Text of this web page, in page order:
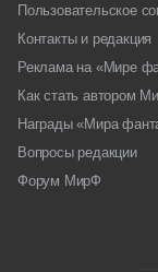
Пользовательское
Контакты и редакция
Реклама на «Мире
Как стать автором
Награды «Мира
Вопросы редакции
Форум МирФ